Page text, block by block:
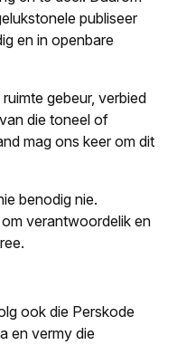
publiseer
en in openbare
ruimte gebeur, verbied
die toneel of
mag ons keer om dit
benodig nie.
verantwoordelik en
ook die Perskode
en vermy die